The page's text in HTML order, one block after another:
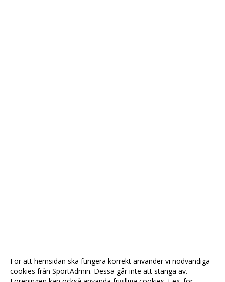
För att hemsidan ska fungera korrekt använder vi nödvändiga
cookies från SportAdmin. Dessa går inte att stänga av.